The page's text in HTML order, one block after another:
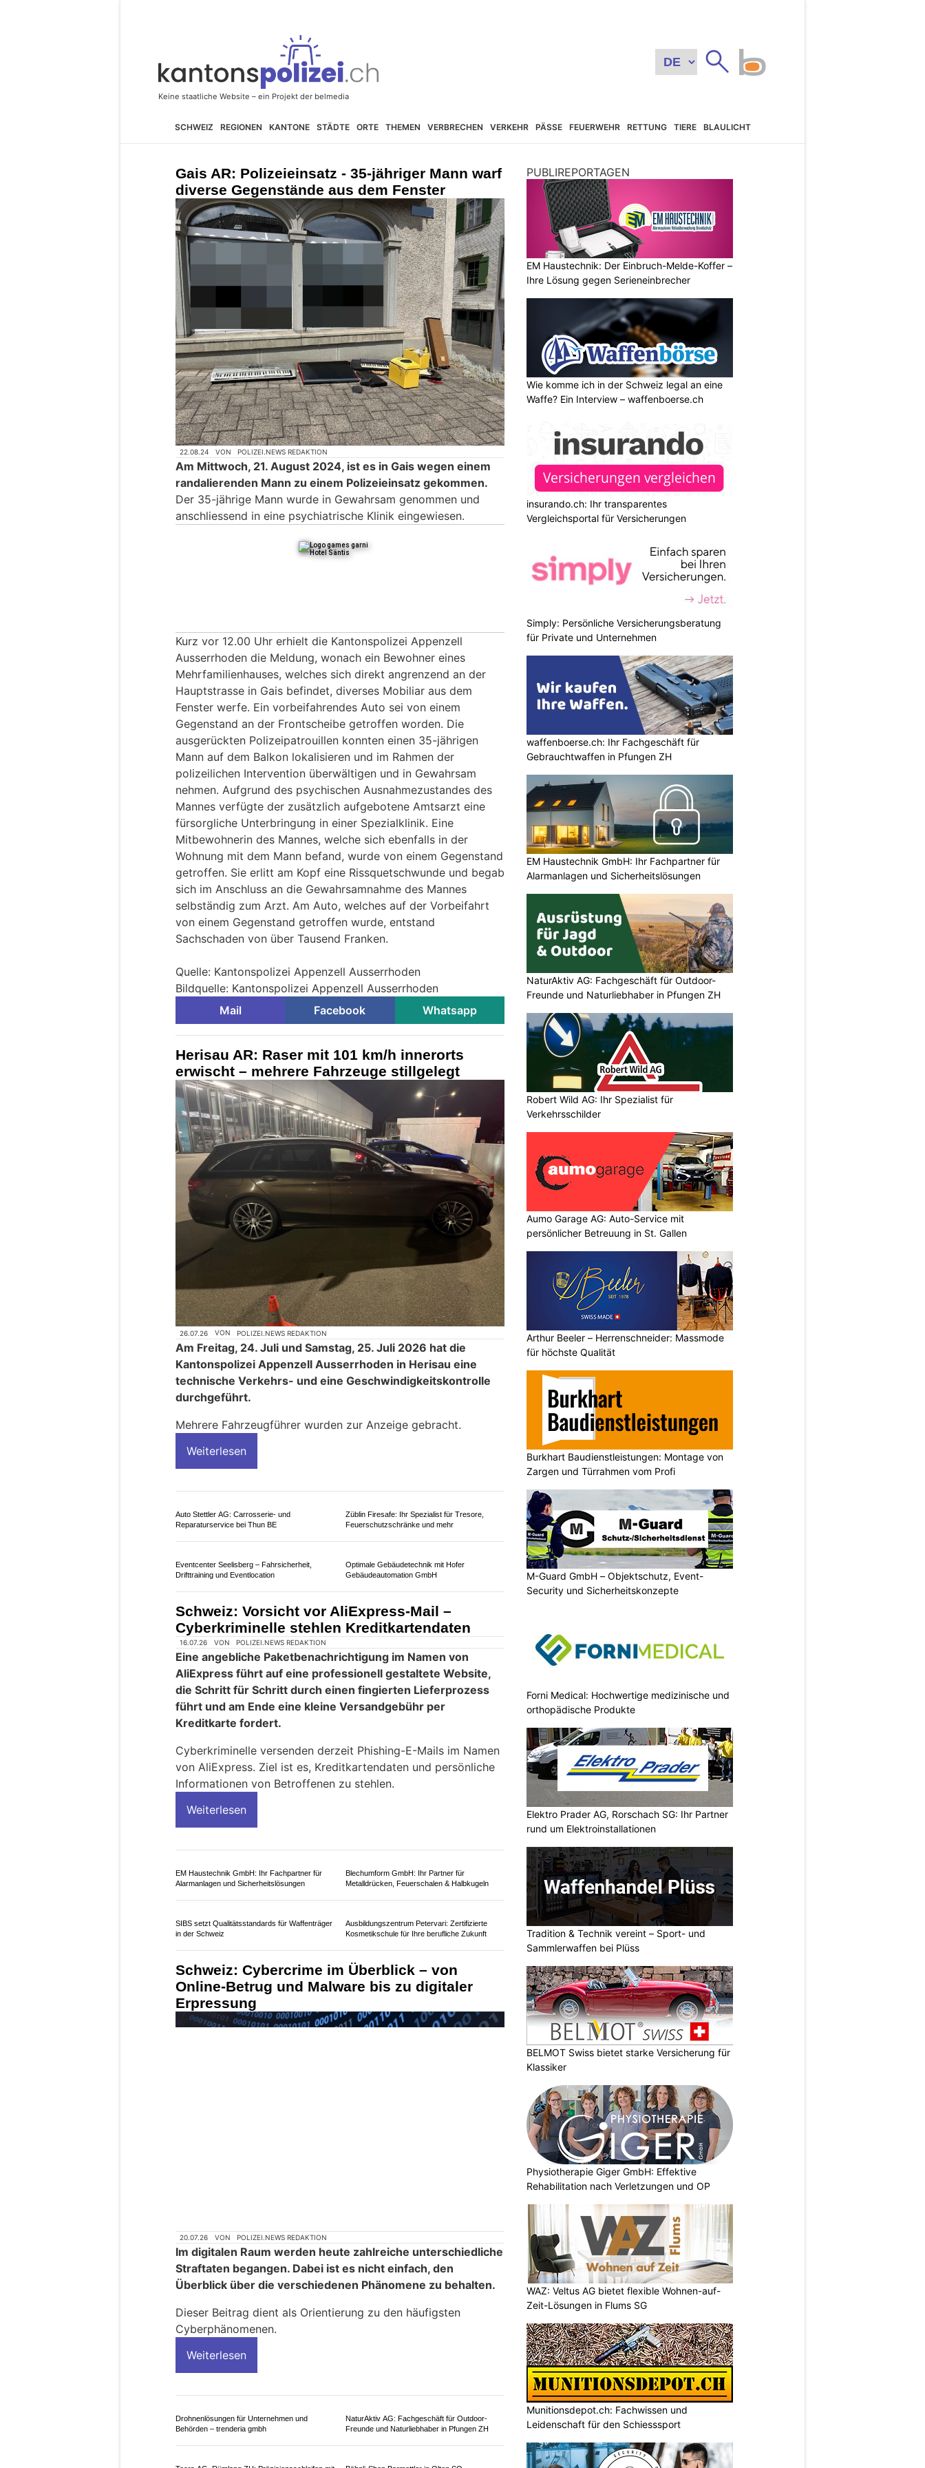
SCHWEIZ REGIONEN KANTONE STÄDTE ORTE THEMEN VERBRECHEN VERKEHR PÄSSE FEUERWEHR RETTUNG TIERE BLAULICHT
Gais AR: Polizeieinsatz - 35-jähriger Mann warf
diverse Gegenstände aus dem Fenster
22.08.24 VON POLIZEI.NEWS REDAKTION
Am Mittwoch, 21. August 2024, ist es in Gais wegen einem
randalierenden Mann zu einem Polizeieinsatz gekommen.
Der 35-jährige Mann wurde in Gewahrsam genommen und
anschliessend in eine psychiatrische Klinik eingewiesen.
Kurz vor 12.00 Uhr erhielt die Kantonspolizei Appenzell
Ausserrhoden die Meldung, wonach ein Bewohner eines
Mehrfamilienhauses, welches sich direkt angrenzend an der
Hauptstrasse in Gais befindet, diverses Mobiliar aus dem
Fenster werfe. Ein vorbeifahrendes Auto sei von einem
Gegenstand an der Frontscheibe getroffen worden. Die
ausgerückten Polizeipatrouillen konnten einen 35-jährigen
Mann auf dem Balkon lokalisieren und im Rahmen der
polizeilichen Intervention überwältigen und in Gewahrsam
nehmen. Aufgrund des psychischen Ausnahmezustandes des
Mannes verfügte der zusätzlich aufgebotene Amtsarzt eine
fürsorgliche Unterbringung in einer Spezialklinik. Eine
Mitbewohnerin des Mannes, welche sich ebenfalls in der
Wohnung mit dem Mann befand, wurde von einem Gegenstand
getroffen. Sie erlitt am Kopf eine Rissquetschwunde und begab
sich im Anschluss an die Gewahrsamnahme des Mannes
selbständig zum Arzt. Am Auto, welches auf der Vorbeifahrt
von einem Gegenstand getroffen wurde, entstand
Sachschaden von über Tausend Franken.
Quelle: Kantonspolizei Appenzell Ausserrhoden
Bildquelle: Kantonspolizei Appenzell Ausserrhoden
Mail
Facebook Whatsapp
Herisau AR: Raser mit 101 km/h innerorts
erwischt – mehrere Fahrzeuge stillgelegt
26.07.26 VON POLIZEI.NEWS REDAKTION
Am Freitag, 24. Juli und Samstag, 25. Juli 2026 hat die
Kantonspolizei Appenzell Ausserrhoden in Herisau eine
technische Verkehrs- und eine Geschwindigkeitskontrolle
durchgeführt.
Mehrere Fahrzeugführer wurden zur Anzeige gebracht.
Weiterlesen
Auto Stettler AG: Carrosserie‑ und
Züblin Firesafe: Ihr Spezialist für Tresore,
Eventcenter Seelisberg – Fahrsicherheit,
Drifttraining und Eventlocation
Optimale Gebäudetechnik mit Hofer
Gebäudeautomation GmbH
Schweiz: Vorsicht vor AliExpress-Mail –
Cyberkriminelle stehlen Kreditkartendaten
16.07.26 VON POLIZEI.NEWS REDAKTION
Eine angebliche Paketbenachrichtigung im Namen von
AliExpress führt auf eine professionell gestaltete Website,
die Schritt für Schritt durch einen fingierten Lieferprozess
EM Haustechnik GmbH: Ihr Fachpartner für
Alarmanlagen und Sicherheitslösungen
Blechumform GmbH: Ihr Partner für
SIBS setzt Qualitätsstandards für Waffenträger
Schweiz: Cybercrime im Überblick – von
Online-Betrug und Malware bis zu digitaler
PUBLIREPORTAGEN
EM Haustechnik: Der Einbruch-Melde-Koffer –
Ihre Lösung gegen Serieneinbrecher
Wie komme ich in der Schweiz legal an eine
Waffe? Ein Interview – waffenboerse.ch
insurando.ch: Ihr transparentes
Vergleichsportal für Versicherungen
Simply: Persönliche Versicherungsberatung
für Private und Unternehmen
waffenboerse.ch: Ihr Fachgeschäft für
Gebrauchtwaffen in Pfungen ZH
EM Haustechnik GmbH: Ihr Fachpartner für
Alarmanlagen und Sicherheitslösungen
NaturAktiv AG: Fachgeschäft für Outdoor-
Freunde und Naturliebhaber in Pfungen ZH
Robert Wild AG: Ihr Spezialist für
Verkehrsschilder
Aumo Garage AG: Auto-Service mit
persönlicher Betreuung in St. Gallen
Arthur Beeler – Herrenschneider: Massmode
für höchste Qualität
Burkhart Baudienstleistungen: Montage von
Zargen und Türrahmen vom Profi
M-Guard GmbH – Objektschutz, Event-
Security und Sicherheitskonzepte
Forni Medical: Hochwertige medizinische und
orthopädische Produkte
Elektro Prader AG, Rorschach SG: Ihr Partner
rund um Elektroinstallationen
Tradition & Technik vereint – Sport- und
Sammlerwaffen bei Plüss
BELMOT Swiss bietet starke Versicherung für
Klassiker
Physiotherapie Giger GmbH: Effektive
Rehabilitation nach Verletzungen und OP
WAZ: Veltus AG bietet flexible Wohnen-auf-
Zeit-Lösungen in Flums SG
Munitionsdepot.ch: Fachwissen und
Leidenschaft für den Schiesssport